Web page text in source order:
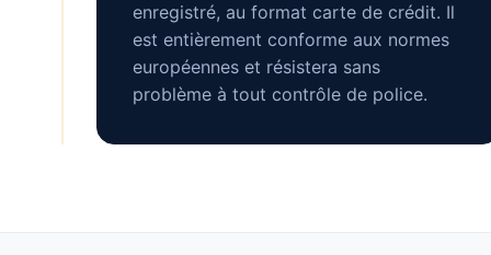
enregistré, au format carte de crédit. Il
est entièrement conforme aux normes
européennes et résistera sans
problème à tout contrôle de police.